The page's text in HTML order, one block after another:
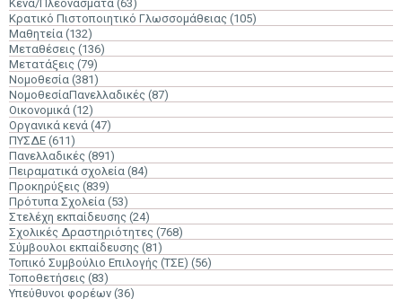
Κενά/Πλεονάσματα (63)
Κρατικό Πιστοποιητικό Γλωσσομάθειας (105)
Μαθητεία (132)
Μεταθέσεις (136)
Μετατάξεις (79)
Νομοθεσία (381)
ΝομοθεσίαΠανελλαδικές (87)
Οικονομικά (12)
Οργανικά κενά (47)
ΠΥΣΔΕ (611)
Πανελλαδικές (891)
Πειραματικά σχολεία (84)
Προκηρύξεις (839)
Πρότυπα Σχολεία (53)
Στελέχη εκπαίδευσης (24)
Σχολικές Δραστηριότητες (768)
Σύμβουλοι εκπαίδευσης (81)
Τοπικό Συμβούλιο Επιλογής (ΤΣΕ) (56)
Τοποθετήσεις (83)
Υπεύθυνοι φορέων (36)